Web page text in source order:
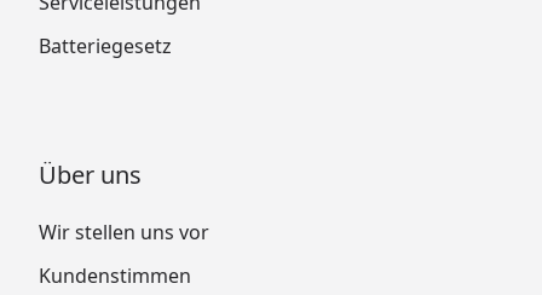
Batteriegesetz
Über uns
Wir stellen uns vor
Kundenstimmen